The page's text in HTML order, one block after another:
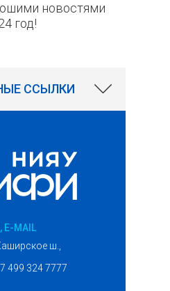
новостями
год!
ССЫЛКИ
MAIL
ш.,
499 324 7777
для отправки email)